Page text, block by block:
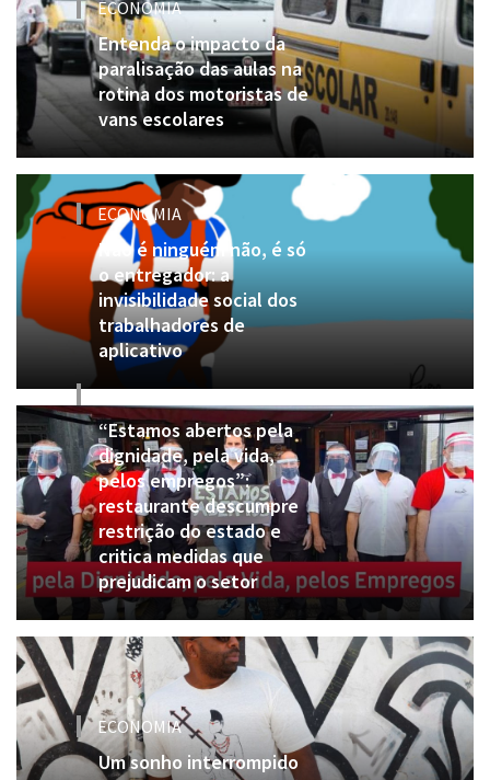
ECONOMIA
Entenda o impacto da
paralisação das aulas na
rotina dos motoristas de
vans escolares
ECONOMIA
Não é ninguém não, é só
o entregador: a
invisibilidade social dos
trabalhadores de
aplicativo
ECONOMIA
“Estamos abertos pela
dignidade, pela vida,
pelos empregos”:
restaurante descumpre
restrição do estado e
critica medidas que
prejudicam o setor
ECONOMIA
Um sonho interrompido